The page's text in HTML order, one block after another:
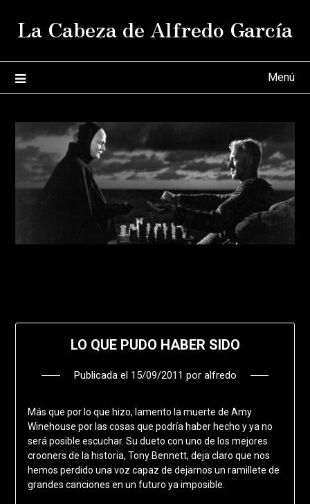
La Cabeza de Alfredo García
Menú
LO QUE PUDO HABER SIDO
Publicada el 15/09/2011 por alfredo
Más que por lo que hizo, lamento la muerte de Amy
Winehouse por las cosas que podría haber hecho y ya no
será posible escuchar. Su dueto con uno de los mejores
crooners de la historia, Tony Bennett, deja claro que nos
hemos perdido una voz capaz de dejarnos un ramillete de
grandes canciones en un futuro ya imposible.